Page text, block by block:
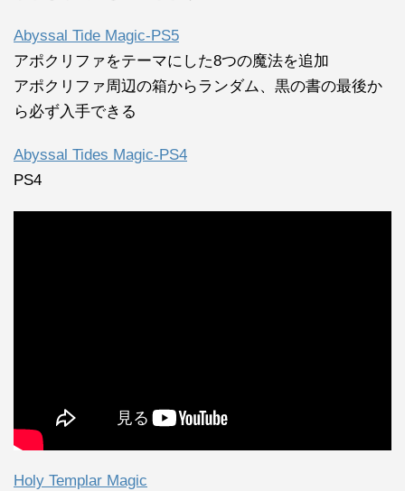
Abyssal Tide Magic-PS5
アポクリファをテーマにした8つの魔法を追加
アポクリファ周辺の箱からランダム、黒の書の最後か
ら必ず入手できる
Abyssal Tides Magic-PS4
PS4
Holy Templar Magic